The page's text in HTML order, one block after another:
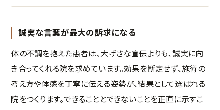
誠実な言葉が最大の訴求になる
体の不調を抱えた患者は、大げさな宣伝よりも、誠実に向
き合ってくれる院を求めています。効果を断定せず、施術の
考え方や体感を丁寧に伝える姿勢が、結果として選ばれる
院をつくります。できることとできないことを正直に示すこ